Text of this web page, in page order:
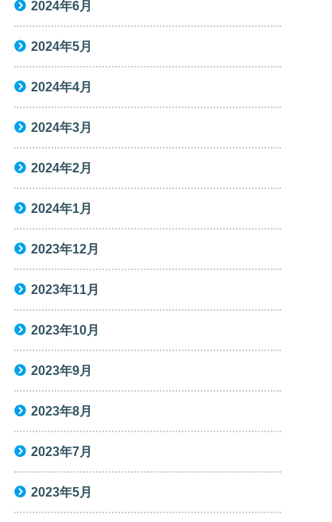
2024年6月
2024年5月
2024年4月
2024年3月
2024年2月
2024年1月
2023年12月
2023年11月
2023年10月
2023年9月
2023年8月
2023年7月
2023年5月